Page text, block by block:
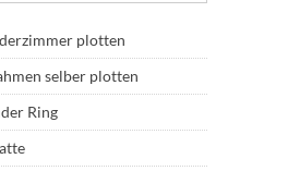
plotten
selber plotten
Ring